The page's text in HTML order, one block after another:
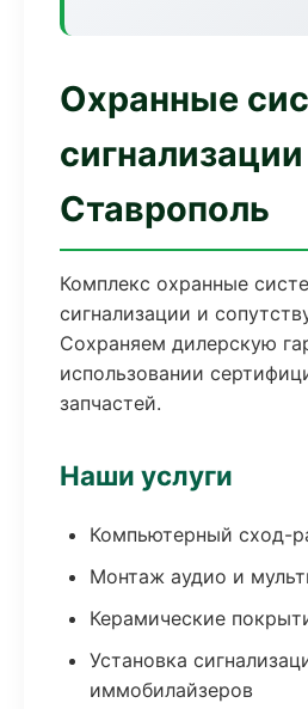
Охранные
Ставрополь
Комплекс охранные
сигнализации и
Сохраняем дилерскую
использовании
запчастей.
Наши услуги
Компьютерный сход-
Монтаж аудио и
Керамические
Установка
иммобилайзеров